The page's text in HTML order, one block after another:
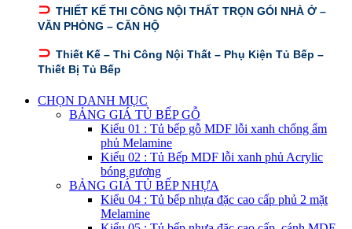
⊃ THIẾT KẾ THI CÔNG NỘI THẤT TRỌN GÓI NHÀ Ở –
VĂN PHÒNG – CĂN HỘ
⊃ Thiết Kế – Thi Công Nội Thất – Phụ Kiện Tủ Bếp –
Thiết Bị Tủ Bếp
CHỌN DANH MỤC
BẢNG GIÁ TỦ BẾP GỖ
Kiểu 01 : Tủ bếp gỗ MDF lỗi xanh chống ẩm
phủ Melamine
Kiểu 02 : Tủ Bếp MDF lỗi xanh phủ Acrylic
bóng gương
BẢNG GIÁ TỦ BẾP NHỰA
Kiểu 04 : Tủ bếp nhựa đặc cao cấp phủ 2 mặt
Melamine